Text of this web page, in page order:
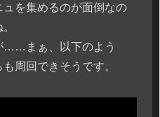
を集めるのが面倒なの
……まぁ、以下のよう
周回できそうです。